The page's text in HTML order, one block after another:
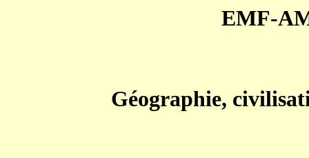
EMF-
Géographie,